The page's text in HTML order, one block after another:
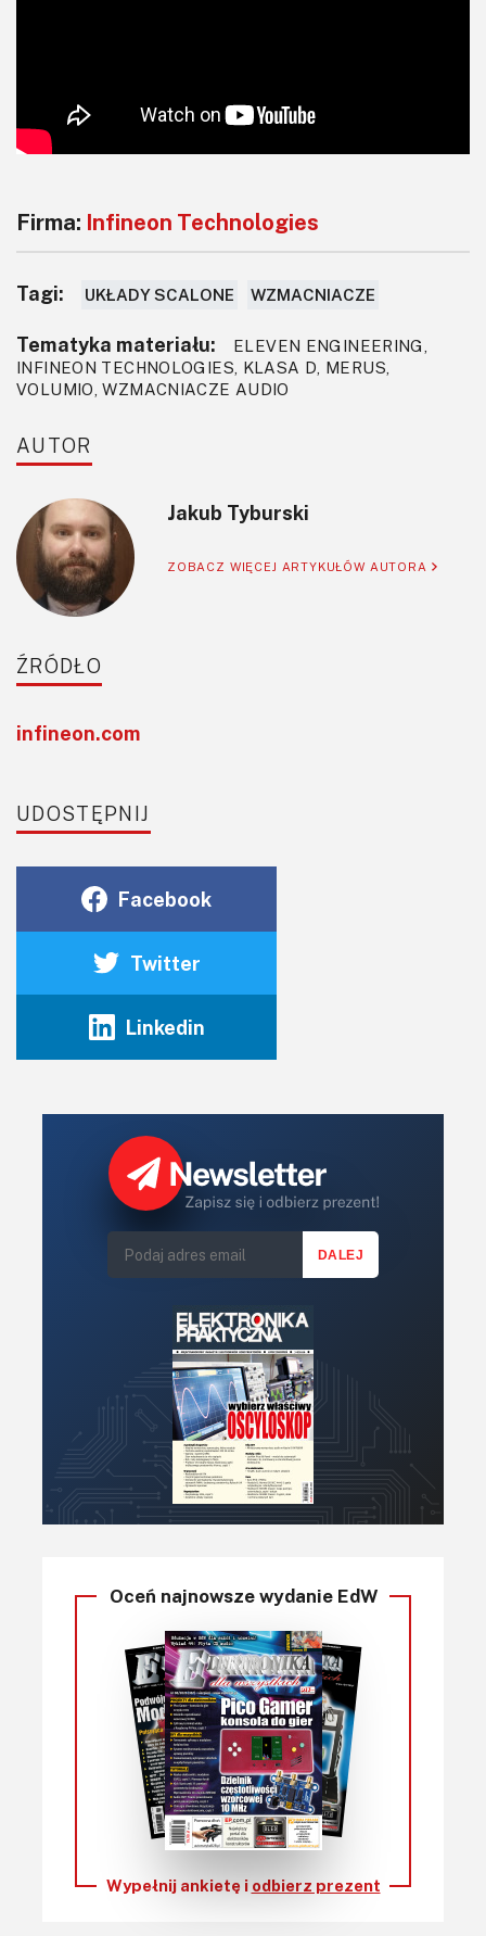
Firma: Infineon Technologies
Tagi: UKŁADY SCALONE WZMACNIACZE
Tematyka materiału:
ELEVEN ENGINEERING,
INFINEON TECHNOLOGIES, KLASA D, MERUS,
VOLUMIO, WZMACNIACZE AUDIO
AUTOR
Jakub Tyburski
ZOBACZ WIĘCEJ ARTYKUŁÓW AUTORA
ŹRÓDŁO
infineon.com
UDOSTĘPNIJ
Facebook
Twitter
Linkedin
Oceń najnowsze wydanie EdW
Wypełnij ankietę i odbierz prezent